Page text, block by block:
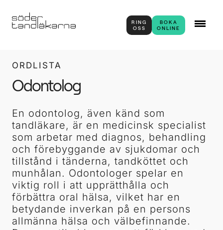
RING
OSS
BOKA
ONLINE
ORDLISTA
Odontolog
En odontolog, även känd som
tandläkare, är en medicinsk specialist
som arbetar med diagnos, behandling
och förebyggande av sjukdomar och
tillstånd i tänderna, tandköttet och
munhålan. Odontologer spelar en
viktig roll i att upprätthålla och
förbättra oral hälsa, vilket har en
betydande inverkan på en persons
allmänna hälsa och välbefinnande.